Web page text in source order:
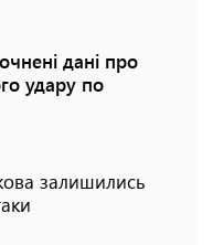
дані про
удару по
залишились